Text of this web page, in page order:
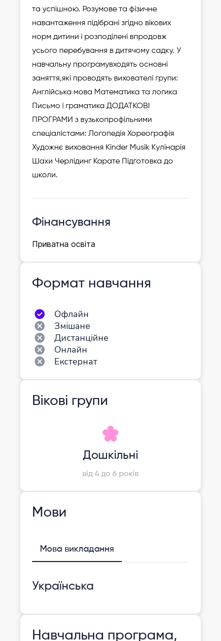
та успішною. Розумове та фізичне
навантаження підібрані згідно вікових
норм дитини і розподілені впродовж
усього перебування в дитячому садку. У
навчальну програмувходять основні
заняття,які проводять вихователі групи:
Англійська мова Математика та логика
Письмо і граматика ДОДАТКОВІ
ПРОГРАМИ з вузькопрофільними
спеціалістами: Логопедія Хореографія
Художнє виховання Kinder Musik Кулінарія
Шахи Черлідинг Карате Підготовка до
школи.
Фінансування
Приватна освіта
Формат навчання
Офлайн
Змішане
Дистанційне
Онлайн
Екстернат
Вікові групи
Дошкільні
від 4 до 6 років
Мови
Мова викладання
Українська
Навчальна програма,